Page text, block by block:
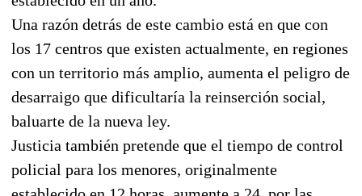
Una razón detrás de este cambio está en que con
los 17 centros que existen actualmente, en regiones
con un territorio más amplio, aumenta el peligro de
desarraigo que dificultaría la reinserción social,
baluarte de la nueva ley.
Justicia también pretende que el tiempo de control
policial para los menores, originalmente